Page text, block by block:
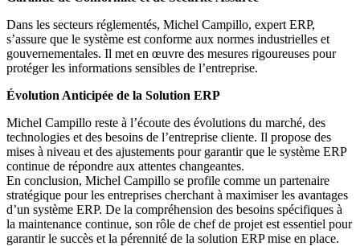
Dans les secteurs réglementés, Michel Campillo, expert ERP,
s’assure que le système est conforme aux normes industrielles et
gouvernementales. Il met en œuvre des mesures rigoureuses pour
protéger les informations sensibles de l’entreprise.
Évolution Anticipée de la Solution ERP
Michel Campillo reste à l’écoute des évolutions du marché, des
technologies et des besoins de l’entreprise cliente. Il propose des
mises à niveau et des ajustements pour garantir que le système ERP
continue de répondre aux attentes changeantes.
En conclusion, Michel Campillo se profile comme un partenaire
stratégique pour les entreprises cherchant à maximiser les avantages
d’un système ERP. De la compréhension des besoins spécifiques à
la maintenance continue, son rôle de chef de projet est essentiel pour
garantir le succès et la pérennité de la solution ERP mise en place.